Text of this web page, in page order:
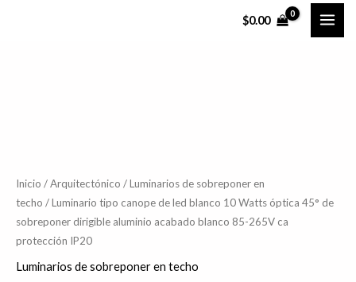
$0.00
Inicio /Arquitectónico /Luminarios de sobreponer en
techo / Luminario tipo canope de led blanco 10 Watts óptica 45° de
sobreponer dirigible aluminio acabado blanco 85-265V ca
protección IP20
Luminarios de sobreponer en techo
led
blanco
10
Watts
óptica